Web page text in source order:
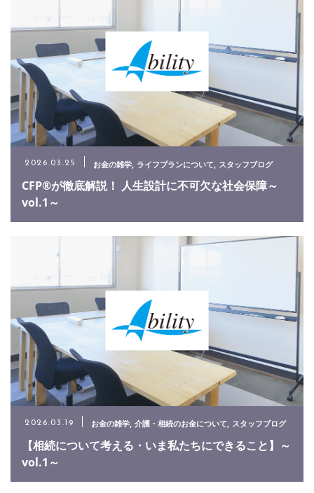
2026.03.25 お金の雑学 ライフプランについて スタッフブログ
CFP®が徹底解説！ 人生設計に不可欠な社会保障～
vol.1～
2026.03.19 お金の雑学 介護・相続のお金について スタッフブログ
【相続について考える・いま私たちにできること】～
vol.1～